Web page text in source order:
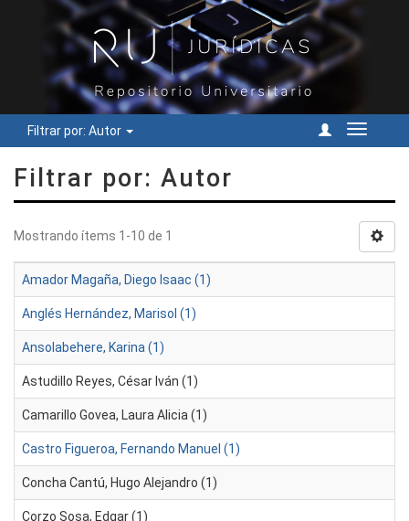
Filtrar por: Autor
Cambiar
Filtrar por: Autor
Mostrando ítems 1-10 de 1
Amador Magaña, Diego Isaac (1)
Anglés Hernández, Marisol (1)
Ansolabehere, Karina (1)
Astudillo Reyes, César Iván (1)
Camarillo Govea, Laura Alicia (1)
Castro Figueroa, Fernando Manuel (1)
Concha Cantú, Hugo Alejandro (1)
Corzo Sosa, Edgar (1)